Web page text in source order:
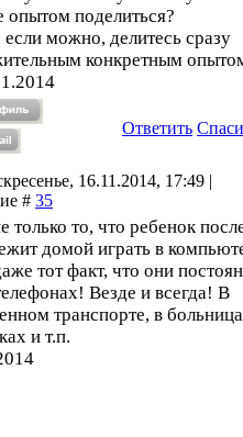
опытом поделиться?
если можно, делитесь сразу
конкретным
Ответить
16.11.2014, 17:49 |
# 35
только то, что ребенок
домой играть в
тот факт, что они
Везде и всегда! В
транспорте, в
и т.п.